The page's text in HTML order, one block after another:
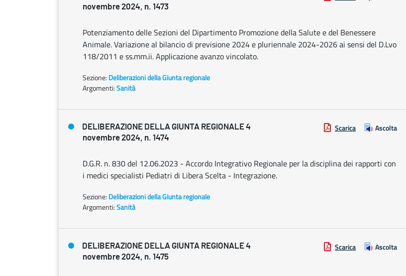
novembre 2024, n. 1473
Potenziamento delle Sezioni del Dipartimento Promozione della Salute e del Benessere
Animale. Variazione al bilancio di previsione 2024 e pluriennale 2024-2026 ai sensi del D.Lvo
118/2011 e ss.mm.ii. Applicazione avanzo vincolato.
Sezione: Deliberazioni della Giunta regionale
Argomenti:Sanità
DELIBERAZIONE DELLA GIUNTA REGIONALE 4
novembre 2024, n. 1474
Scarica Ascolta
D.G.R. n. 830 del 12.06.2023 - Accordo Integrativo Regionale per la disciplina dei rapporti con
i medici specialisti Pediatri di Libera Scelta - Integrazione.
Sezione: Deliberazioni della Giunta regionale
Argomenti:Sanità
DELIBERAZIONE DELLA GIUNTA REGIONALE 4
novembre 2024, n. 1475
Scarica Ascolta